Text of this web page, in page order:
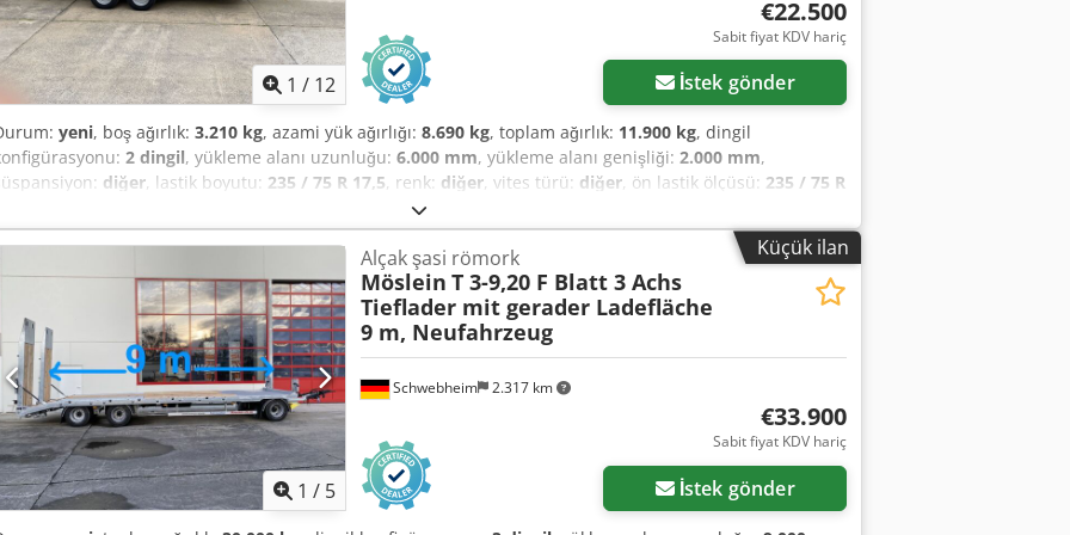
1 / 12
€22.500
Sabit fiyat KDV hariç
İstek gönder
yeni, boş ağırlık: 3.210 kg, azami yük ağırlığı: 8.690 kg, toplam ağırlık: 11.900 kg, dingil
2 dingil, yükleme alanı uzunluğu: 6.000 mm, yükleme alanı genişliği: 2.000 mm,
diğer, lastik boyutu: 235 / 75 R 17,5, renk: diğer, vites türü: diğer, ön lastik ölçüsü: 235 / 75 R
, şoför kabini:diğer
ABS, basınçlı hava freni, Loading height, loaded: 590 mm, track-reinforced steel checker plate
floor, 2 ramps (2,600 mm long x 900 mm wide), 10 lashing rings (2 t) on the outer frame, 8 lashing boxes (5
in the corners, gearbox support winch with load and fast mode at the front, 2 fold-down supports at the
rear, chassis and superstructure hot-dip galvanized, surcharge for support cradle for milling conveyor
also available with mechanical ramps in stock!, -- Subject to typographical errors, mistakes and
sample images --, More data at: !, More Details: ! Djdpfx Aeztd T Espbock
Küçük ilan
1 / 5
Schwebheim 2.317 km
Alçak şasi römork
Möslein T 3-9,20 F Blatt 3 Achs
Tieflader mit gerader Ladefläche
9 m, Neufahrzeug
€33.900
Sabit fiyat KDV hariç
İstek gönder